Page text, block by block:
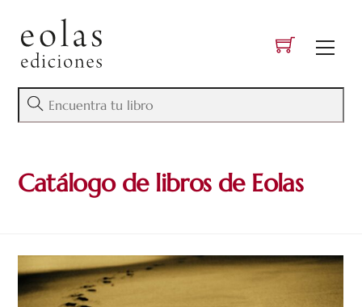
content
Catálogo de libros de Eolas